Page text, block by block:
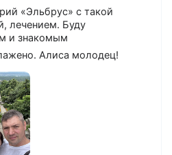
«Эльбрус» с такой
лечением. Буду
и знакомым
Алиса молодец!